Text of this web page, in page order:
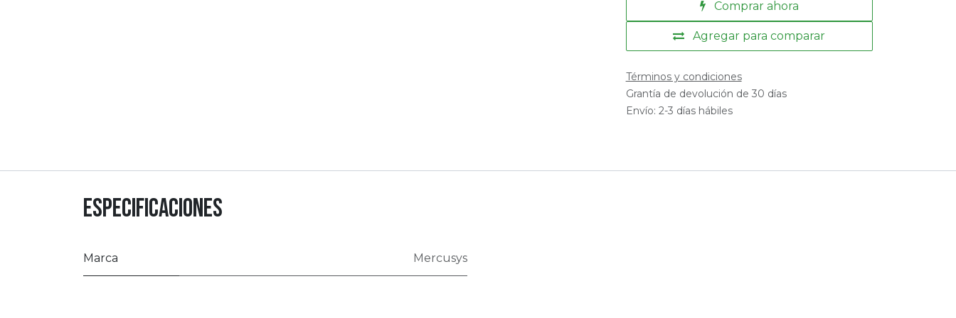
Comprar ahora
Agregar para comparar
Términos y condiciones
Grantía de devolución de 30 días
Envío: 2-3 días hábiles
Especificaciones
Marca Mercusys